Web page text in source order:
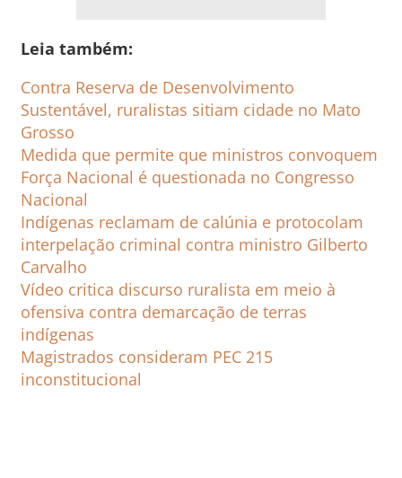
Leia também:
Contra Reserva de Desenvolvimento
Sustentável, ruralistas sitiam cidade no Mato
Grosso
Medida que permite que ministros convoquem
Força Nacional é questionada no Congresso
Nacional
Indígenas reclamam de calúnia e protocolam
interpelação criminal contra ministro Gilberto
Carvalho
Vídeo critica discurso ruralista em meio à
ofensiva contra demarcação de terras
indígenas
Magistrados consideram PEC 215
inconstitucional